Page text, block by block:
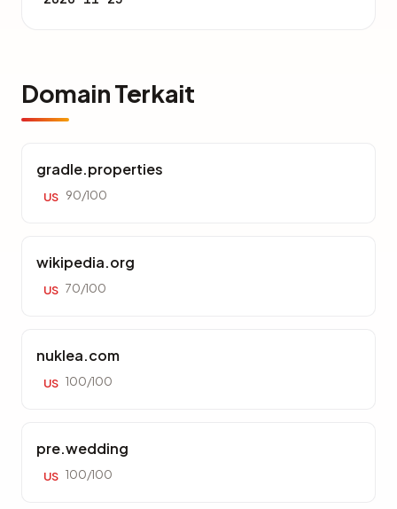
Domain Terkait
gradle.properties
US 90/100
wikipedia.org
US 70/100
nuklea.com
US 100/100
pre.wedding
US 100/100